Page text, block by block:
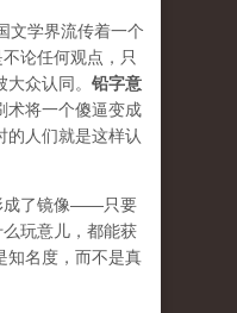
文学界流传着一个
论任何观点，只
众认同。 铅字意
术将一个傻逼变成
的人们就是这样认
成了镜像——只要
么玩意儿，都能获
知名度，而不是真